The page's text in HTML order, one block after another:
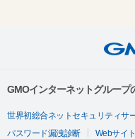
GMOインターネットグループ
世界初総合ネットセキュリティサ
パスワード漏洩診断
Webサイ